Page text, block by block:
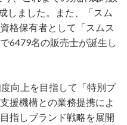
しました。また、「スム
格保有者として「スムス
6479名の販売士が誕生し
向上を目指して「特別プ
援機構との業務提携によ
指しブランド戦略を展開